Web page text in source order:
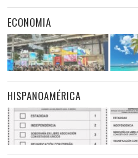
ECONOMIA
HISPANOAMÉRICA